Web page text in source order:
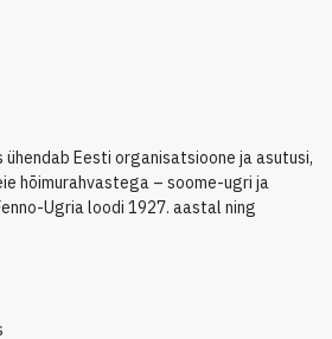
ühendab Eesti organisatsioone ja asutusi,
hõimurahvastega – soome-ugri ja
Ugria loodi 1927. aastal ning